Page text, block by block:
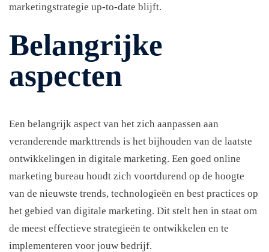
marketingstrategie up-to-date blijft.
Belangrijke
aspecten
Een belangrijk aspect van het zich aanpassen aan
veranderende markttrends is het bijhouden van de laatste
ontwikkelingen in digitale marketing. Een goed online
marketing bureau houdt zich voortdurend op de hoogte
van de nieuwste trends, technologieën en best practices op
het gebied van digitale marketing. Dit stelt hen in staat om
de meest effectieve strategieën te ontwikkelen en te
implementeren voor jouw bedrijf.